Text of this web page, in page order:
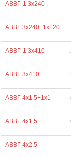
АВВГ-1 3х240
АВВГ 3х240+1х120
АВВГ-1 3х410
АВВГ 3х410
АВВГ 4х1,5+1х1
АВВГ 4х1,5
АВВГ 4х2,5